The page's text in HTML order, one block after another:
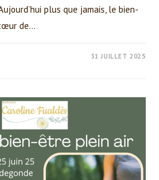
plus que jamais, le bien-
de…
31 JUILLET 2025